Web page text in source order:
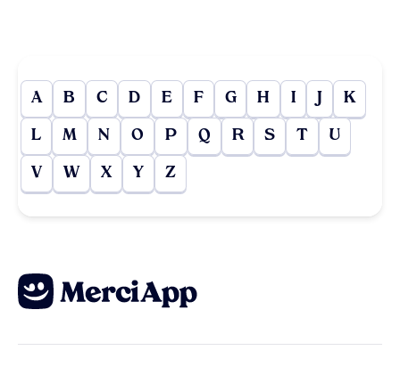
A B C D E F G H I J K
L M N O P Q R S T U
V W X Y Z